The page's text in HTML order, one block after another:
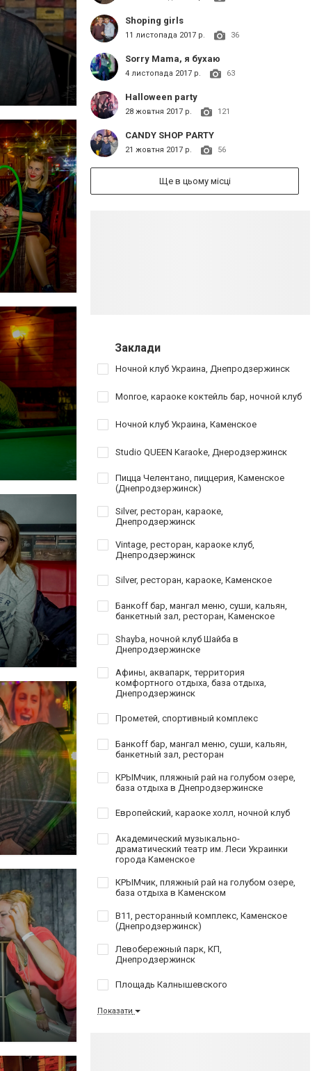
Shoping girls
11 листопада 2017 р. 36
Sorry Mama, я бухаю
4 листопада 2017 р. 63
Halloween party
28 жовтня 2017 р. 121
CANDY SHOP PARTY
21 жовтня 2017 р. 56
Ще в цьому місці
Заклади
Ночной клуб Украина, Днепродзержинск
Monroe, караоке коктейль бар, ночной клуб
Ночной клуб Украина, Каменское
Studio QUEEN Karaoke, Днеродзержинск
Пицца Челентано, пиццерия, Каменское
(Днепродзержинск)
Silver, ресторан, караоке,
Днепродзержинск
Vintage, ресторан, караоке клуб,
Днепродзержинск
Silver, ресторан, караоке, Каменское
Банкoff бар, мангал меню, суши, кальян,
банкетный зал, ресторан, Каменское
Shayba, ночной клуб Шайба в
Днепродзержинске
Афины, аквапарк, территория
комфортного отдыха, база отдыха,
Днепродзержинск
Прометей, спортивный комплекс
Банкoff бар, мангал меню, суши, кальян,
банкетный зал, ресторан
КРЫМчик, пляжный рай на голубом озере,
база отдыха в Днепродзержинске
Европейский, караоке холл, ночной клуб
Академический музыкально-
драматический театр им. Леси Украинки
города Каменское
КРЫМчик, пляжный рай на голубом озере,
база отдыха в Каменском
B11, ресторанный комплекс, Каменское
(Днепродзержинск)
Левобережный парк, КП,
Днепродзержинск
Площадь Калнышевского
Показати